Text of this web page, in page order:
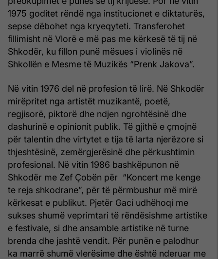
1975 goditet rëndë nga institucionet e diktaturës,
sepse dëbohet nga kryeqyteti. Transferohet
fillimisht në Vlorë e më pas me kërkesë të tij në
Shkodër, ku fillon punë mësues i violinës në
Shkollën e Mesme të Muzikës “Prenk Jakova”.
Në vitin 1976 del në profesion të lirë. Në Shkodër
mirëpritet nga artistët muzikantë, poetë,
regjisorë, piktorë dhe ndjen ngrohtësinë dhe
dashurinë e opinionit publik. Të gjithë e çmojnë
për talentin dhe virtytet e tija të larta njerëzore si
thjeshtësinë, zemërgjerësinë dhe përkushtimin
profesional. Në vitin 1986 bashkëpunon në
Shkodër me Zef Çobën për “Koncert me kenge
te reja shkodrane”, për të përmbushur më mirë
kërkesat e publikut. Pjetër Gaci udhëhoqi me
sukses shumë veprimtari të rëndësishme artistike
e festivale, si dhe ansamble artistike në turne
brenda dhe jashtë vendit. Për punën e palodhur
ka marrë shumë vlerësime dhe është nderuar me